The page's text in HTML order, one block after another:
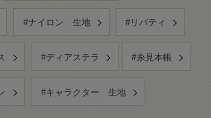
#ナイロン 生地 #リバティ
#ディアステラ #糸見本帳
#キャラクター 生地